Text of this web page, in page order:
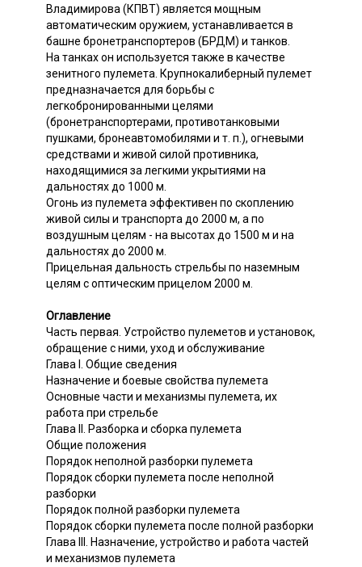
Владимирова (КПВТ) является мощным
автоматическим оружием, устанавливается в
башне бронетранспортеров (БРДМ) и танков.
На танках он используется также в качестве
зенитного пулемета. Крупнокалиберный пулемет
предназначается для борьбы с
легкобронированными целями
(бронетранспортерами, противотанковыми
пушками, бронеавтомобилями и т. п.), огневыми
средствами и живой силой противника,
находящимися за легкими укрытиями на
дальностях до 1000 м.
Огонь из пулемета эффективен по скоплению
живой силы и транспорта до 2000 м, а по
воздушным целям - на высотах до 1500 м и на
дальностях до 2000 м.
Прицельная дальность стрельбы по наземным
целям с оптическим прицелом 2000 м.
Оглавление
Часть первая. Устройство пулеметов и установок,
обращение с ними, уход и обслуживание
Глава I. Общие сведения
Назначение и боевые свойства пулемета
Основные части и механизмы пулемета, их
работа при стрельбе
Глава II. Разборка и сборка пулемета
Общие положения
Порядок неполной разборки пулемета
Порядок сборки пулемета после неполной
разборки
Порядок полной разборки пулемета
Порядок сборки пулемета после полной разборки
Глава III. Назначение, устройство и работа частей
и механизмов пулемета